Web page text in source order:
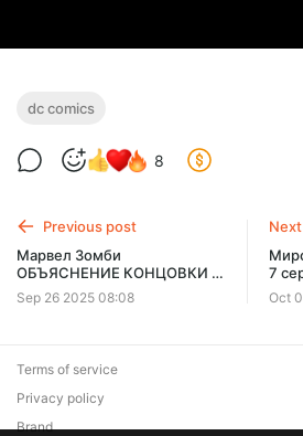
dc comics
8
Previous post
Марвел Зомби
ОБЪЯСНЕНИЕ КОНЦОВКИ |
РАЗБОР апокалипсиса
Марвел | Мультивселенная |
Sep 26 2025 08:08
7
Oct
Terms of service
Privacy policy
Brand